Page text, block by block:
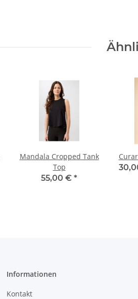
Mandala Cropped Tank
Top
55,00 € *
Informationen
Kontakt